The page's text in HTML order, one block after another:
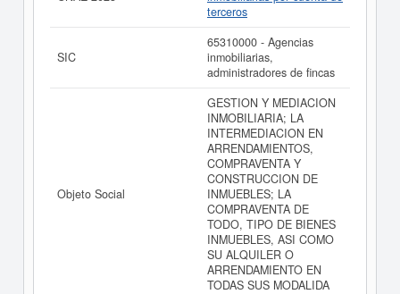
terceros
SIC
65310000 - Agencias
inmobiliarias,
administradores de fincas
Objeto Social
GESTION Y MEDIACION
INMOBILIARIA; LA
INTERMEDIACION EN
ARRENDAMIENTOS,
COMPRAVENTA Y
CONSTRUCCION DE
INMUEBLES; LA
COMPRAVENTA DE
TODO, TIPO DE BIENES
INMUEBLES, ASI COMO
SU ALQUILER O
ARRENDAMIENTO EN
TODAS SUS MODALIDA